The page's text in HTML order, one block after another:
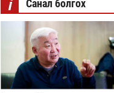
Санал болгох